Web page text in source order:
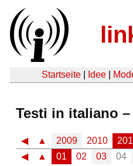
Startseite Idee
Testi in italiano –
◀ ▲ 2009 2010
◀
▲ 01 02 03 04